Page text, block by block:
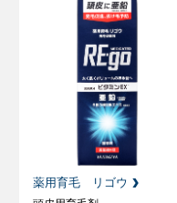
薬用育毛 リゴウ